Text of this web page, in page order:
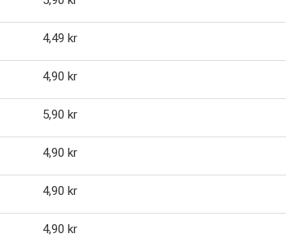
4,49 kr
4,90 kr
5,90 kr
4,90 kr
4,90 kr
4,90 kr